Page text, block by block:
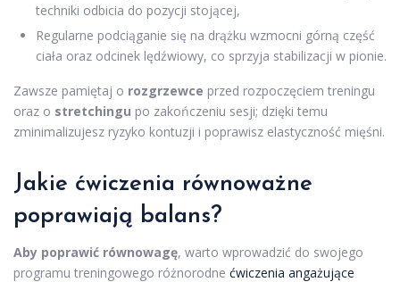
techniki odbicia do pozycji stojącej,
Regularne podciąganie się na drążku wzmocni górną część
ciała oraz odcinek lędźwiowy, co sprzyja stabilizacji w pionie.
Zawsze pamiętaj o rozgrzewce przed rozpoczęciem treningu
oraz o stretchingu po zakończeniu sesji; dzięki temu
zminimalizujesz ryzyko kontuzji i poprawisz elastyczność mięśni.
Jakie ćwiczenia równoważne
poprawiają balans?
Aby poprawić równowagę, warto wprowadzić do swojego
programu treningowego różnorodne ćwiczenia angażujące